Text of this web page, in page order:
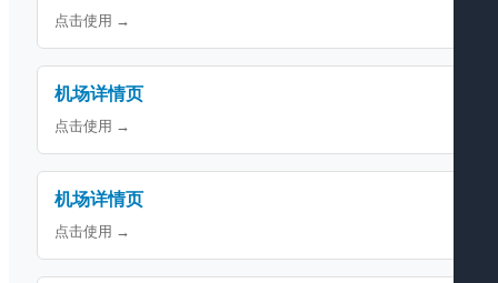
点击使用 →
机场详情页
点击使用 →
机场详情页
点击使用 →